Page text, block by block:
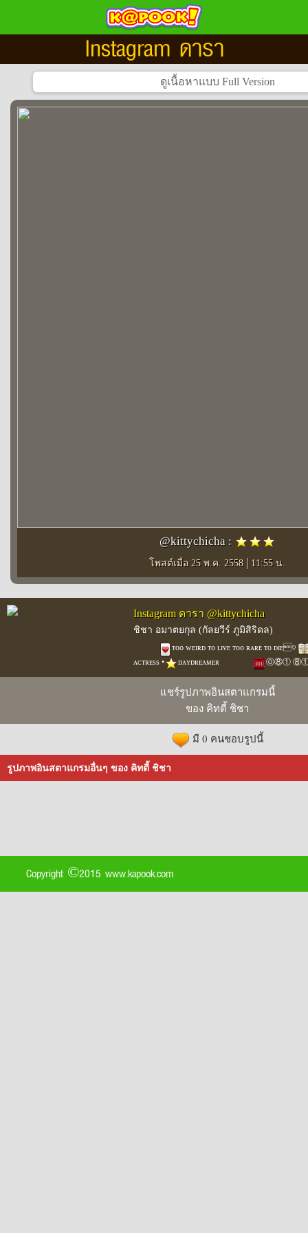
Instagram ดารา
@kittychicha :
โพสต์เมื่อ 25 พ.ค. 2558 | 11:55 น.
Instagram ดารา @kittychicha
ชิชา อมาตยกุล (กัลยวีร์ ภูมิสิริดล)
︎ᴛᴏᴏ ᴡᴇɪʀᴅ ᴛᴏ ʟɪᴠᴇ ᴛᴏᴏ ʀᴀʀᴇ ᴛᴏ ᴅɪᴇ♡
ᴀᴄᴛʀᴇss •
ᴅᴀʏᴅʀᴇᴀᴍᴇʀ ⠀⠀⠀⠀⠀ Ⓞ⑧①
แชร์รูปภาพอินสตาแกรมนี้
ของ คิทตี้ ชิชา
มี 0 คนชอบรูปนี้
รูปภาพอินสตาแกรมอื่นๆ ของ คิทตี้ ชิชา
Copyright ©2015 www.kapook.com